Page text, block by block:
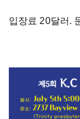
입장료 20달러.